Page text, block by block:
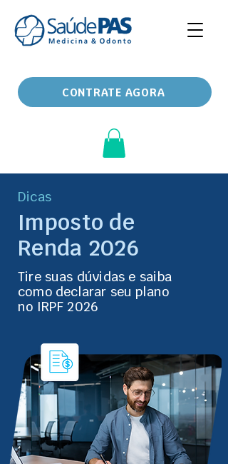
CONTRATE AGORA
Dicas
Imposto de
Renda 2026
Tire suas dúvidas e saiba
como declarar seu plano
no IRPF 2026